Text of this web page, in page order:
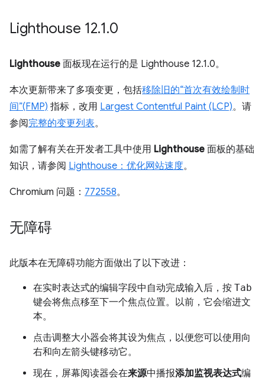
Lighthouse 12.1.0
Lighthouse 面板现在运行的是 Lighthouse 12.1.0。
本次更新带来了多项变更，包括移除旧的“首次有效绘制时
间”(FMP) 指标，改用 Largest Contentful Paint (LCP)。请
参阅完整的变更列表。
如需了解有关在开发者工具中使用 Lighthouse 面板的基础
知识，请参阅 Lighthouse：优化网站速度。
Chromium 问题： 772558。
无障碍
此版本在无障碍功能方面做出了以下改进：
在实时表达式的编辑字段中自动完成输入后，按 Tab
键会将焦点移至下一个焦点位置。以前，它会缩进文
本。
点击调整大小器会将其设为焦点，以便您可以使用向
右和向左箭头键移动它。
现在，屏幕阅读器会在来源中播报添加监视表达式编